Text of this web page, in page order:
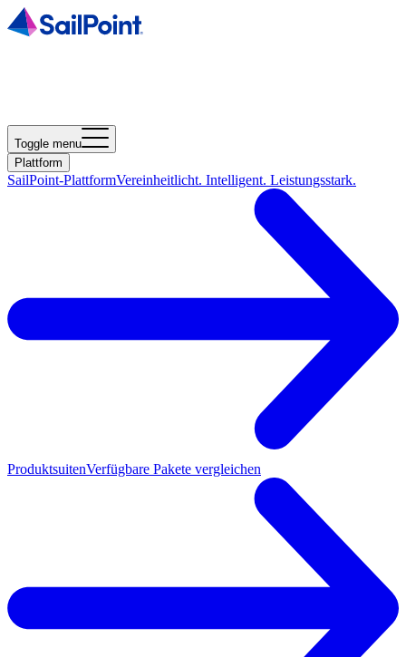
Toggle menu
Plattform
SailPoint-PlattformVereinheitlicht. Intelligent. Leistungsstark.
ProduktsuitenVerfügbare Pakete vergleichen